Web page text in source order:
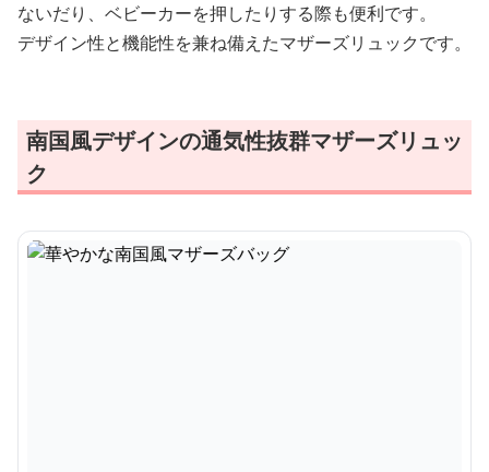
ないだり、ベビーカーを押したりする際も便利です。
デザイン性と機能性を兼ね備えたマザーズリュックです。
南国風デザインの通気性抜群マザーズリュッ
ク